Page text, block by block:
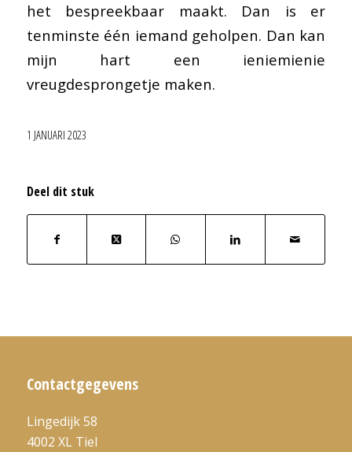
het bespreekbaar maakt. Dan is er
tenminste één iemand geholpen. Dan kan
mijn hart een ieniemienie
vreugdesprongetje maken.
1 JANUARI 2023
Deel dit stuk
Contactgegevens
Lingedijk 58
4002 XL Tiel